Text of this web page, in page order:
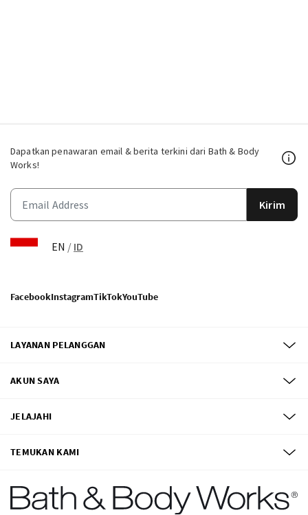
Dapatkan penawaran email & berita terkini dari Bath & Body
Works!
Kirim
EN / ID
FacebookInstagramTikTokYouTube
LAYANAN PELANGGAN
AKUN SAYA
JELAJAHI
TEMUKAN KAMI